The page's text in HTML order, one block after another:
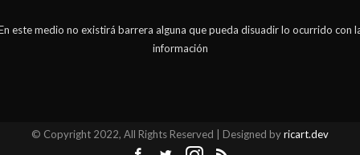
este medio no existirá barrera alguna que pueda disuadir lo ocurrido con
información
© Copyright 2022, All Rights Reserved | Designed byricart.dev